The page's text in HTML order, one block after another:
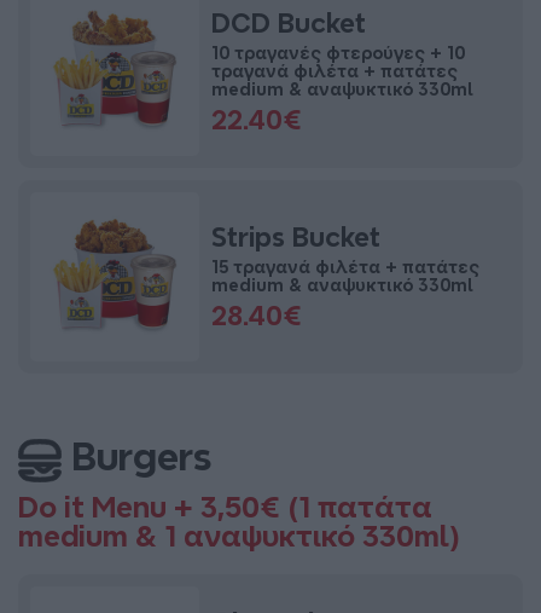
DCD Bucket
10 τραγανές φτερούγες + 10
τραγανά φιλέτα + πατάτες
medium & αναψυκτικό 330ml
22.40€
Strips Bucket
15 τραγανά φιλέτα + πατάτες
medium & αναψυκτικό 330ml
28.40€
Burgers
Do it Menu + 3,50€ (1 πατάτα
medium & 1 αναψυκτικό 330ml)